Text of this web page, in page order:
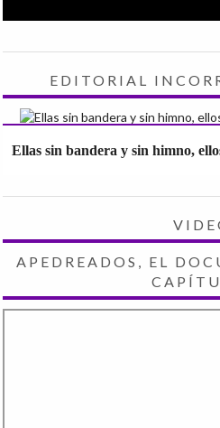
EDITORIAL
Ellas sin bandera y sin himno,
APEDREADOS, EL